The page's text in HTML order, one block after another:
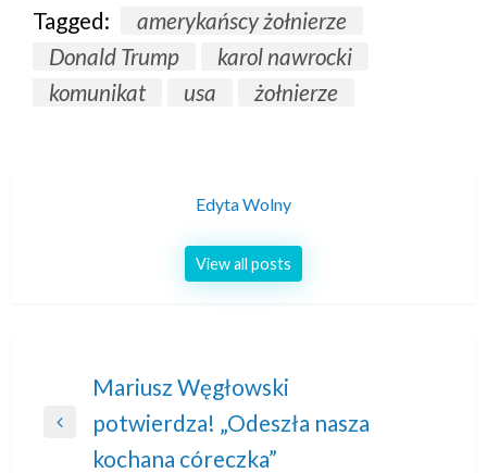
Tagged:
amerykańscy żołnierze
Donald Trump
karol nawrocki
komunikat
usa żołnierze
Edyta Wolny
View all posts
Nawigacja
wpisu
Previous
Mariusz Węgłowski
potwierdza! „Odeszła nasza
kochana córeczka”